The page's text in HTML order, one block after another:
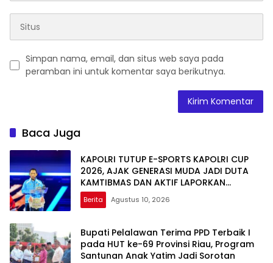
Simpan nama, email, dan situs web saya pada
peramban ini untuk komentar saya berikutnya.
Baca Juga
KAPOLRI TUTUP E-SPORTS KAPOLRI CUP
2026, AJAK GENERASI MUDA JADI DUTA
KAMTIBMAS DAN AKTIF LAPORKAN
GANGGUAN KE 110
Berita Agustus 10, 2026
Bupati Pelalawan Terima PPD Terbaik I
pada HUT ke-69 Provinsi Riau, Program
Santunan Anak Yatim Jadi Sorotan